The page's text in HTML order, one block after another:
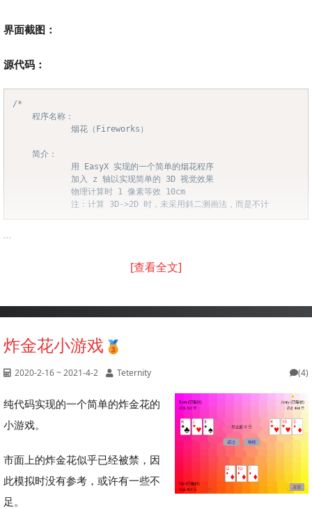
界面截图：
源代码：
/*
			注：计算 3D->2D 时，未采用斜二测画法，而是不计
...
[查看全文]
炸金花小游戏
2020-2-16 ~ 2021-4-2 Teternity (4)
纯代码实现的一个简单的炸金花的
小游戏。
市面上的炸金花似乎已经被禁，因
此模拟时没有参考，或许有一些不
足。